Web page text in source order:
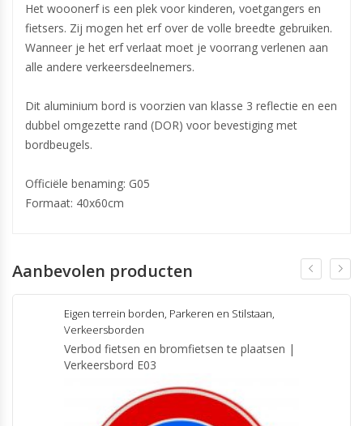
Het wooonerf is een plek voor kinderen, voetgangers en
fietsers. Zij mogen het erf over de volle breedte gebruiken.
Wanneer je het erf verlaat moet je voorrang verlenen aan
alle andere verkeersdeelnemers.
Dit aluminium bord is voorzien van klasse 3 reflectie en een
dubbel omgezette rand (DOR) voor bevestiging met
bordbeugels.
Officiële benaming: G05
Formaat: 40x60cm
Aanbevolen producten
Eigen terrein borden, Parkeren en Stilstaan,
Verkeersborden
Verbod fietsen en bromfietsen te plaatsen |
Verkeersbord E03